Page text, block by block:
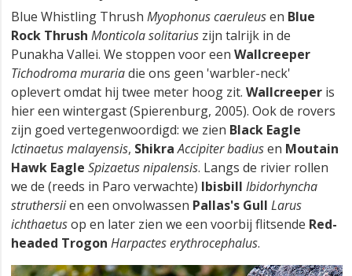
Blue Whistling Thrush Myophonus caeruleusen Blue
Rock Thrush Monticola solitarius zijn talrijk in de
Punakha Vallei. We stoppen voor een Wallcreeper
Tichodroma murariadie ons geen 'warbler-neck'
oplevert omdat hij twee meter hoog zit. Wallcreeper is
hier een wintergast (Spierenburg, 2005). Ook de rovers
zijn goed vertegenwoordigd: we zien Black Eagle
Ictinaetus malayensis, Shikra Accipiter badiusen Moutain
Hawk Eagle Spizaetus nipalensis. Langs de rivier rollen
we de (reeds in Paro verwachte) Ibisbill Ibidorhyncha
struthersiien een onvolwassen Pallas's Gull Larus
ichthaetusop en later zien we een voorbij flitsende Red-
headed Trogon Harpactes erythrocephalus.